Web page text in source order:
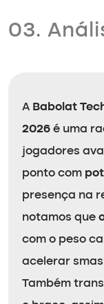
03.
A Babolat
2026 é uma
jogadores
ponto com
presença na
notamos que
com o peso
acelerar
Também